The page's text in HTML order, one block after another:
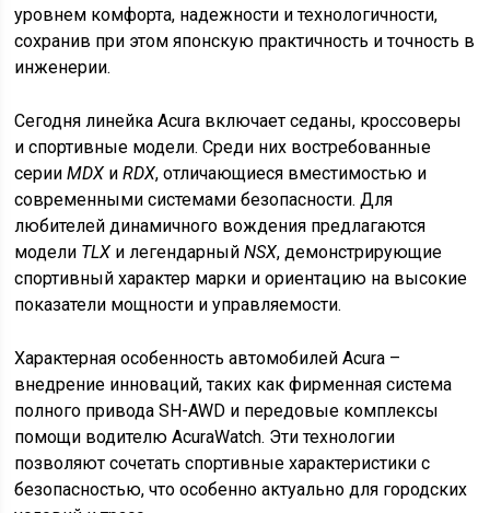
уровнем комфорта, надежности и технологичности,
сохранив при этом японскую практичность и точность в
инженерии.
Сегодня линейка Acura включает седаны, кроссоверы
и спортивные модели. Среди них востребованные
серииMDX иRDX, отличающиеся вместимостью и
современными системами безопасности. Для
любителей динамичного вождения предлагаются
модели TLX и легендарныйNSX, демонстрирующие
спортивный характер марки и ориентацию на высокие
показатели мощности и управляемости.
Характерная особенность автомобилей Acura –
внедрение инноваций, таких как фирменная система
полного привода SH-AWD и передовые комплексы
помощи водителю AcuraWatch. Эти технологии
позволяют сочетать спортивные характеристики с
безопасностью, что особенно актуально для городских